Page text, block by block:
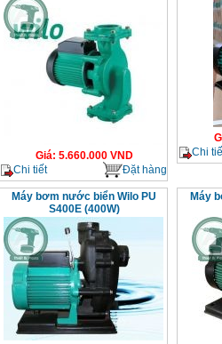
Giá: 5.660.000VND
Chi tiết
Đặt hàng
Chi
Máy bơm nước biển Wilo PU
S400E (400W)
Máy